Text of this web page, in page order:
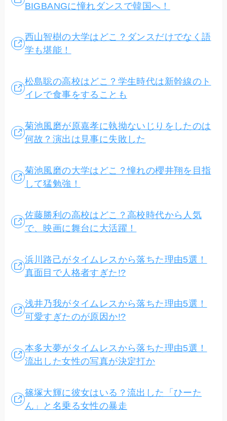
BIGBANGに憧れダンスで韓国へ！
西山智樹の大学はどこ？ダンスだけでなく語
学も堪能！
松島聡の高校はどこ？学生時代は新幹線のト
イレで食事をすることも
菊池風磨が原嘉孝に執拗ないじりをしたのは
何故？演出は見事に失敗した
菊池風磨の大学はどこ？憧れの櫻井翔を目指
して猛勉強！
佐藤勝利の高校はどこ？高校時代から人気
で、映画に舞台に大活躍！
浜川路己がタイムレスから落ちた理由5選！
真面目で人格者すぎた!?
浅井乃我がタイムレスから落ちた理由5選！
可愛すぎたのが原因か!?
本多大夢がタイムレスから落ちた理由5選！
流出した女性の写真が決定打か
篠塚大輝に彼女はいる？流出した「ひーた
ん」と名乗る女性の暴走